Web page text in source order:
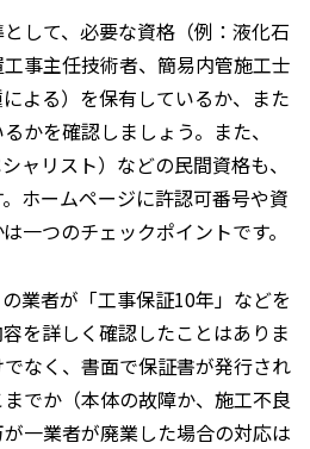
して、必要な資格（例：液化石
事主任技術者、簡易内管施工士
よる）を保有しているか、また
かを確認しましょう。また、
ャリスト）などの民間資格も、
ホームページに許認可番号や資
一つのチェックポイントです。
業者が「工事保証10年」などを
を詳しく確認したことはありま
なく、書面で保証書が発行され
でか（本体の故障か、施工不良
一業者が廃業した場合の対応は